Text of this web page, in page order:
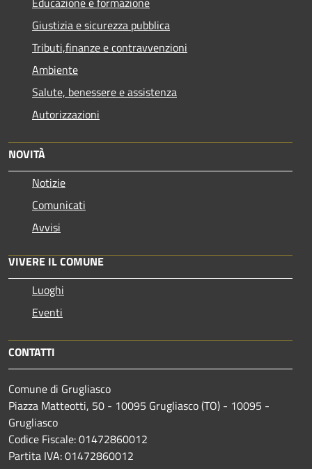
Giustizia e sicurezza pubblica
Tributi,finanze e contravvenzioni
Ambiente
Salute, benessere e assistenza
Autorizzazioni
NOVITÀ
Notizie
Comunicati
Avvisi
VIVERE IL COMUNE
Luoghi
Eventi
CONTATTI
Comune di Grugliasco
Piazza Matteotti, 50 - 10095 Grugliasco (TO) - 10095 -
Grugliasco
Codice Fiscale: 01472860012
Partita IVA: 01472860012